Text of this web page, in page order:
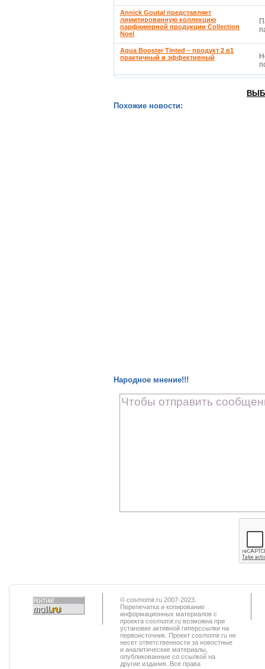
Annick Goutal представляет
лимитированную коллекцию
парфюмерной продукции Collection
Noel
Aqua Booster Tinted – продукт 2 в1
практичный и эффективный
Похожие новости:
Народное мнение!!!
© cosmomir.ru 2007-2023.
Перепечатка и копирование
информационных материалов с
проекта cosmomir.ru возможна при
установке активной гиперссылки на
первоисточник. Проект cosmomir.ru не
несет ответственности за новостные
и аналитические материалы,
опубликованные со ссылкой на
другие издания. Все права